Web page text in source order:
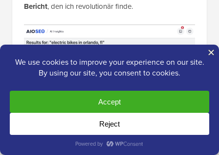
Bericht, den ich revolutionär finde.
Dieses Tool zeigt Ihnen, ob ChatGPT oder Gemini